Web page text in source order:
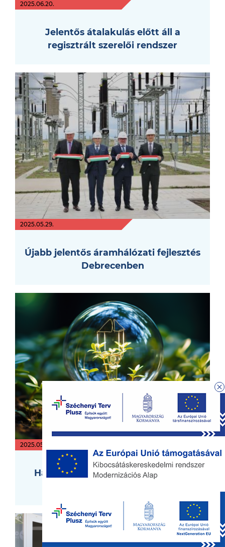
2025.06.20.
Jelentős átalakulás előtt áll a
regisztrált szerelői rendszer
2025.05.29.
Újabb jelentős áramhálózati fejlesztés
Debrecenben
2025.05.12.
Hatékonyságjavítás és innovációs